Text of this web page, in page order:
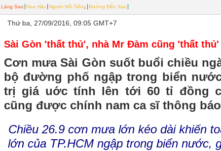
Làng Sao Hoa Hậu Người Nổi Tiếng Đường Đến Sao
Thứ ba, 27/09/2016, 09:05 GMT+7
Sài Gòn 'thất thủ', nhà Mr Đàm cũng 'thất thủ'
Cơn mưa Sài Gòn suốt buổi chiều
bộ đường phố ngập trong biển
trị giá uớc tính lên tới 60 tỉ đồng
cũng được chính nam ca sĩ thông
Chiều 26.9 cơn mưa lớn kéo dài khiến
lớn của TP.HCM ngập trong biển nước,